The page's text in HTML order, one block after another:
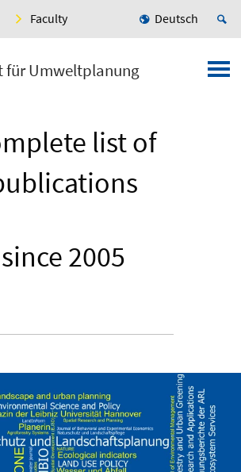
Faculty Deutsch
für Umweltplanung
list of
since 2005